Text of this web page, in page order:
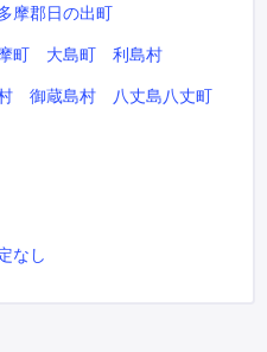
摩郡日の出町
町 大島町 利島村
御蔵島村 八丈島八丈町
なし